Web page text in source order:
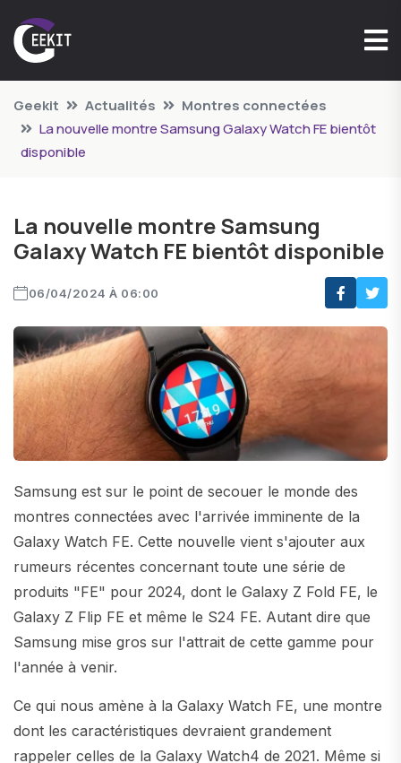
Geekit Actualités
Montres connectées
La nouvelle montre Samsung Galaxy Watch FE bientôt
disponible
La nouvelle montre Samsung
Galaxy Watch FE bientôt disponible
06/04/2024 À 06:00
Samsung est sur le point de secouer le monde des
montres connectées avec l'arrivée imminente de la
Galaxy Watch FE. Cette nouvelle vient s'ajouter aux
rumeurs récentes concernant toute une série de
produits "FE" pour 2024, dont le Galaxy Z Fold FE, le
Galaxy Z Flip FE et même le S24 FE. Autant dire que
Samsung mise gros sur l'attrait de cette gamme pour
l'année à venir.
Ce qui nous amène à la Galaxy Watch FE, une montre
dont les caractéristiques devraient grandement
rappeler celles de la Galaxy Watch4 de 2021. Même si